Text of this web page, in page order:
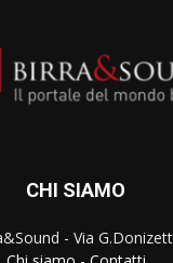
CHI SIAMO
- Via